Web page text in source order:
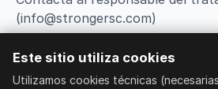
(info@strongersc.com)
Gestionar cookies
Este sitio utiliza cookies
Utilizamos cookies técnicas